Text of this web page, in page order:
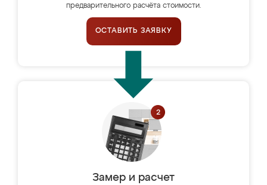
предварительного расчёта стоимости.
ОСТАВИТЬ ЗАЯВКУ
Замер и расчет